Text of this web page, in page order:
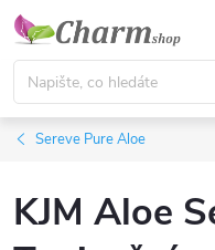
Přejít
obsah
Sereve Pure Aloe
KJM Aloe